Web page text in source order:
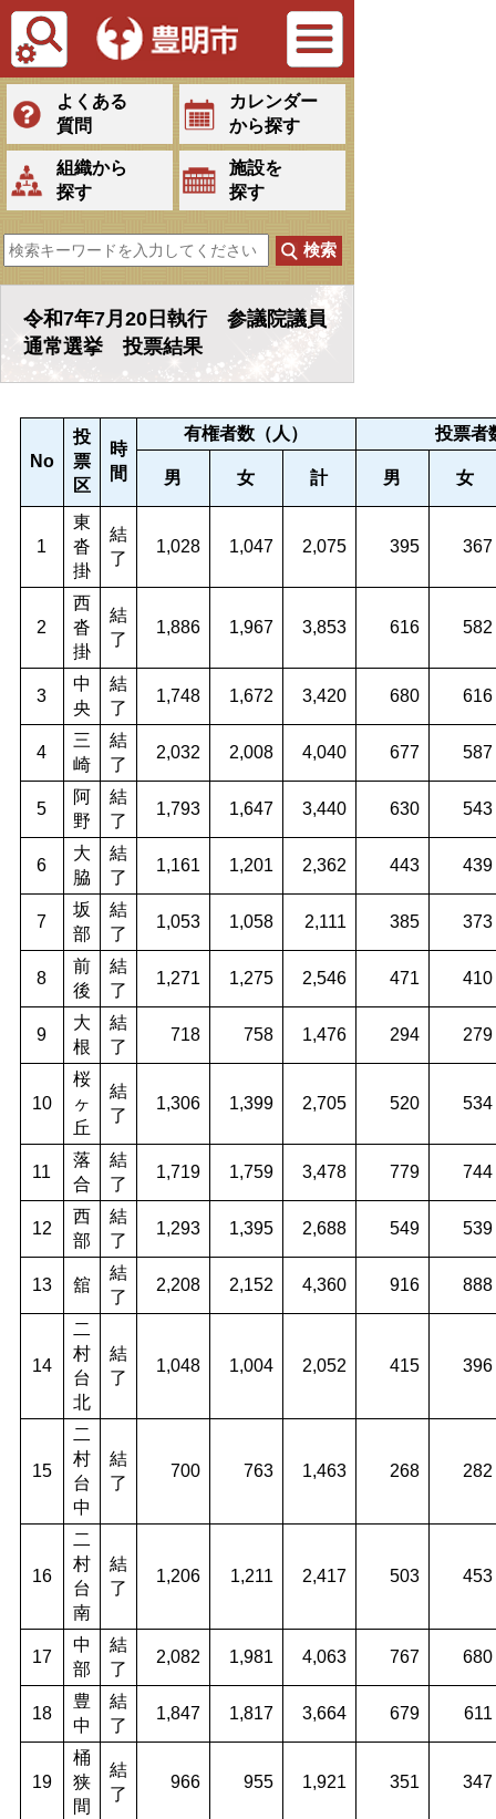
Tiếng Việt
よくある
質問
カレンダー
から探す
組織から
探す
施設を
探す
令和7年7月20日執行 参議院議員
通常選挙 投票結果
No
投
票
区
時
間
有権者数（人） 投票者
男 女 計 男 女
1
東
沓
掛
結
了
1,028 1,047 2,075 395 367
2
西
沓
掛
結
了
1,886 1,967 3,853 616 582
3
中
央
結
了
1,748 1,672 3,420 680 616
4
三
崎
結
了
2,032 2,008 4,040 677 587
5
阿
野
結
了
1,793 1,647 3,440 630 543
6
大
脇
結
了
1,161 1,201 2,362 443 439
7
坂
部
結
了
1,053 1,058 2,111 385 373
8
前
後
結
了
1,271 1,275 2,546 471 410
9
大
根
結
了
718 758 1,476 294 279
10
桜
ヶ
丘
結
了
1,306 1,399 2,705 520 534
11
落
合
結
了
1,719 1,759 3,478 779 744
12
西
部
結
了
1,293 1,395 2,688 549 539
13 舘
結
了
2,208 2,152 4,360 916 888
14
二
村
台
北
結
了
1,048 1,004 2,052 415 396
15
二
村
台
中
結
了
700 763 1,463 268 282
16
二
村
台
南
結
了
1,206 1,211 2,417 503 453
17
中
部
結
了
2,082 1,981 4,063 767 680
18
豊
中
結
了
1,847 1,817 3,664 679 611
19
桶
狭
間
結
了
966 955 1,921 351 347